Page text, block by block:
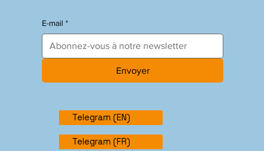
E-mail *
Envoyer
Telegram (EN)
Telegram (FR)